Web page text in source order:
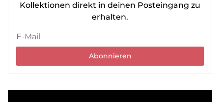
Kollektionen direkt in deinen Posteingang zu
erhalten.
Abonnieren